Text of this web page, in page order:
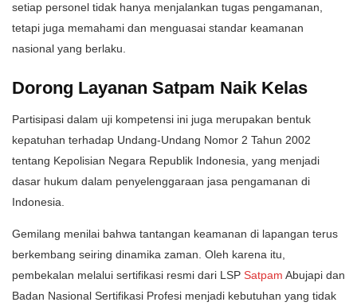
setiap personel tidak hanya menjalankan tugas pengamanan,
tetapi juga memahami dan menguasai standar keamanan
nasional yang berlaku.
Dorong Layanan Satpam Naik Kelas
Partisipasi dalam uji kompetensi ini juga merupakan bentuk
kepatuhan terhadap Undang-Undang Nomor 2 Tahun 2002
tentang Kepolisian Negara Republik Indonesia, yang menjadi
dasar hukum dalam penyelenggaraan jasa pengamanan di
Indonesia.
Gemilang menilai bahwa tantangan keamanan di lapangan terus
berkembang seiring dinamika zaman. Oleh karena itu,
pembekalan melalui sertifikasi resmi dari LSP Satpam Abujapi dan
Badan Nasional Sertifikasi Profesi menjadi kebutuhan yang tidak